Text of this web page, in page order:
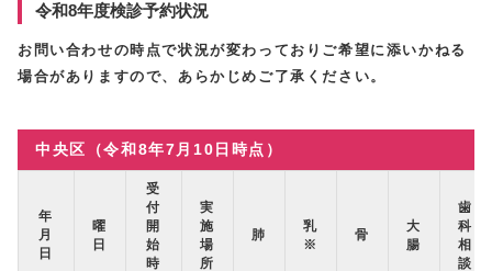
令和8年度検診予約状況
お問い合わせの時点で状況が変わっておりご希望に添いかねる
場合がありますので、あらかじめご了承ください。
中央区（令和8年7月10日時点）
年
月
日
曜
日
受
付
開
始
時
実
施
場
所
肺
乳
※
骨
大
腸
歯
科
相
談